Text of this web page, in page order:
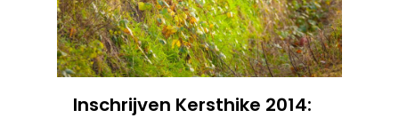
Inschrijven Kersthike 2014: